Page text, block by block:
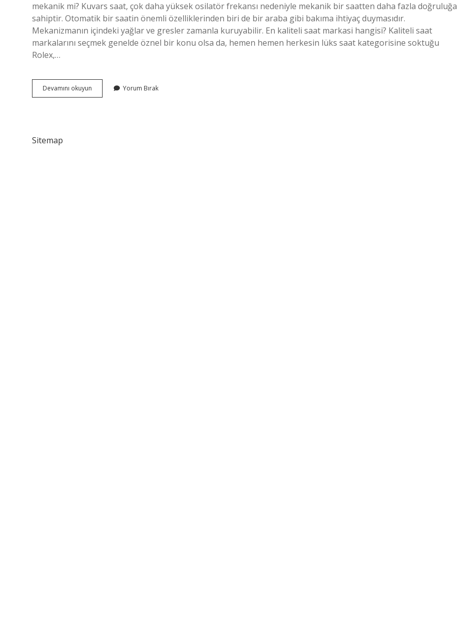
mekanik mi? Kuvars saat, çok daha yüksek osilatör frekansı nedeniyle mekanik bir saatten daha fazla doğruluğa
sahiptir. Otomatik bir saatin önemli özelliklerinden biri de bir araba gibi bakıma ihtiyaç duymasıdır.
Mekanizmanın içindeki yağlar ve gresler zamanla kuruyabilir. En kaliteli saat markasi hangisi? Kaliteli saat
markalarını seçmek genelde öznel bir konu olsa da, hemen hemen herkesin lüks saat kategorisine soktuğu
Rolex,…
Devamını okuyun
Mekanizma
Yorum Bırak
Sitemap